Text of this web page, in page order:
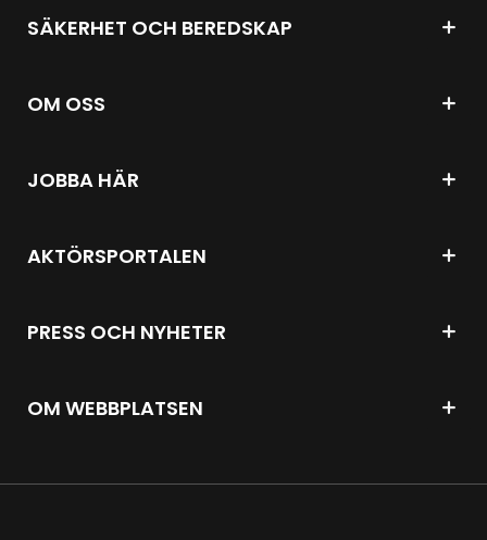
SÄKERHET OCH BEREDSKAP
OM OSS
JOBBA HÄR
AKTÖRSPORTALEN
PRESS OCH NYHETER
OM WEBBPLATSEN